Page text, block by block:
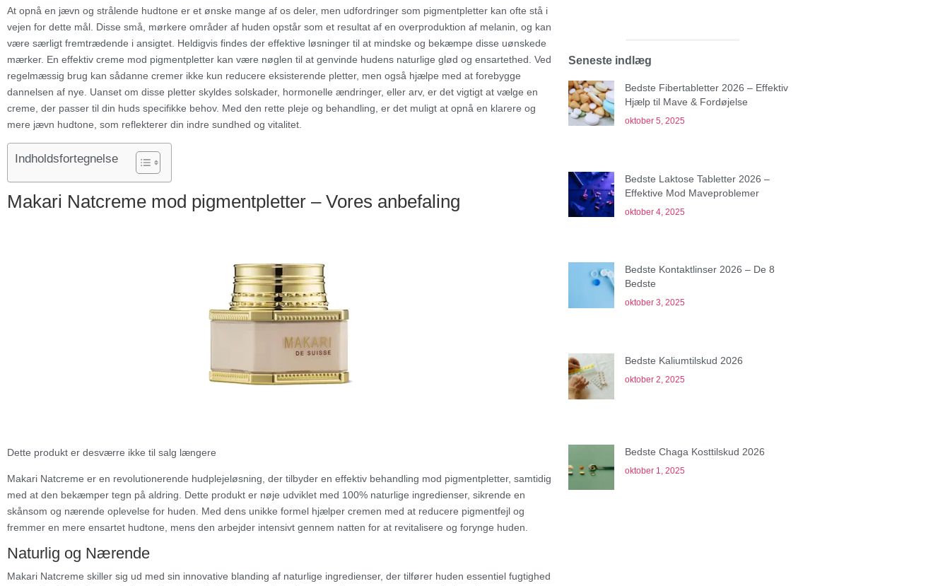
At opnå en jævn og strålende hudtone er et ønske mange af os deler, men udfordringer som pigmentpletter kan ofte stå i
vejen for dette mål. Disse små, mørkere områder af huden opstår som et resultat af en overproduktion af melanin, og kan
være særligt fremtrædende i ansigtet. Heldigvis findes der effektive løsninger til at mindske og bekæmpe disse uønskede
mærker. En effektiv creme mod pigmentpletter kan være nøglen til at genvinde hudens naturlige glød og ensartethed. Ved
regelmæssig brug kan sådanne cremer ikke kun reducere eksisterende pletter, men også hjælpe med at forebygge
dannelsen af nye. Uanset om disse pletter skyldes solskader, hormonelle ændringer, eller arv, er det vigtigt at vælge en
creme, der passer til din huds specifikke behov. Med den rette pleje og behandling, er det muligt at opnå en klarere og
mere jævn hudtone, som reflekterer din indre sundhed og vitalitet.
Indholdsfortegnelse
Makari Natcreme mod pigmentpletter – Vores anbefaling
Dette produkt er desværre ikke til salg længere
Makari Natcreme er en revolutionerende hudplejeløsning, der tilbyder en effektiv behandling mod pigmentpletter, samtidig
med at den bekæmper tegn på aldring. Dette produkt er nøje udviklet med 100% naturlige ingredienser, sikrende en
skånsom og nærende oplevelse for huden. Med dens unikke formel hjælper cremen med at reducere pigmentfejl og
fremmer en mere ensartet hudtone, mens den arbejder intensivt gennem natten for at revitalisere og forynge huden.
Naturlig og Nærende
Makari Natcreme skiller sig ud med sin innovative blanding af naturlige ingredienser, der tilfører huden essentiel fugtighed
Seneste indlæg
Bedste Fibertabletter 2026 – Effektiv
Hjælp til Mave & Fordøjelse
oktober 5, 2025
Bedste Laktose Tabletter 2026 –
Effektive Mod Maveproblemer
oktober 4, 2025
Bedste Kontaktlinser 2026 – De 8
Bedste
oktober 3, 2025
Bedste Kaliumtilskud 2026
oktober 2, 2025
Bedste Chaga Kosttilskud 2026
oktober 1, 2025